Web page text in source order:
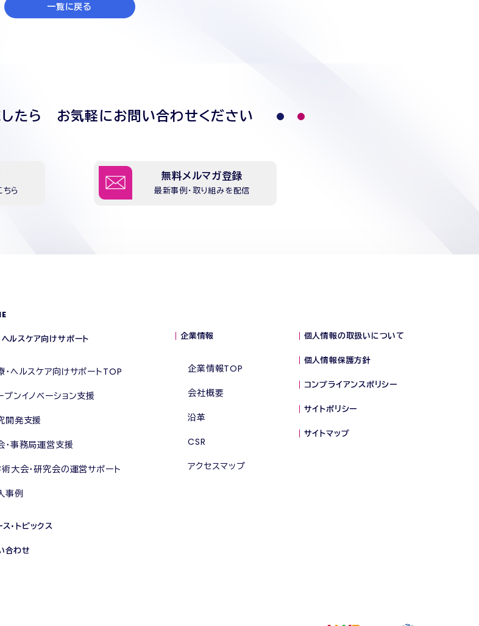
一覧に戻る
したら お気軽にお問い合わせください
ら
無料メルマガ登録
最新事例・取り組みを配信
ヘルスケア向けサポート
・ヘルスケア向けサポートTOP
プンイノベーション支援
開発支援
・事務局運営支援
大会・研究会の運営サポート
事例
・トピックス
合わせ
企業情報
企業情報TOP
会社概要
沿革
CSR
アクセスマップ
個人情報の取扱いについて
個人情報保護方針
コンプライアンスポリシー
サイトポリシー
サイトマップ